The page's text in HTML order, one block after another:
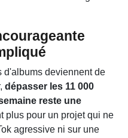
d'albums deviennent de
dépasser les 11 000
reste une
plus pour un projet qui ne
agressive ni sur une